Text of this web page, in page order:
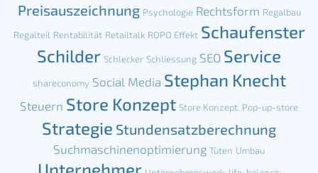
Preisauszeichnung Psychologie Rechtsform Regalbau
Regalteil Rentabilität Retailtalk ROPO Effekt Schaufenster
Schilder Schlecker Schliessung SEO Service
shareconomy Social Media Stephan Knecht
Steuern Store Konzept Store Konzept. Pop-up-store
Strategie Stundensatzberechnung
Suchmaschinenoptimierung Tüten Umbau